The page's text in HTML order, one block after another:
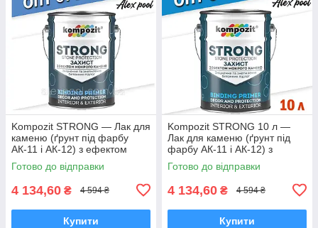
Kompozit STRONG — Лак для
каменю (ґрунт під фарбу
АК-11 і АК-12) з ефектом
"мокрого каменю"
Готово до відправки
4 134,60 ₴ 4 594 ₴
Купити
Kompozit STRONG 10 л —
Лак для каменю (ґрунт під
фарбу АК-11 і АК-12) з
ефектом "мокрого каменю"
Готово до відправки
4 134,60 ₴ 4 594 ₴
Купити